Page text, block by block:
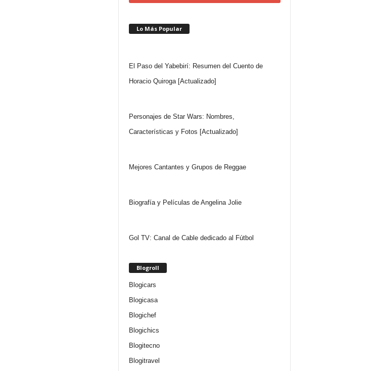
Lo Más Popular
El Paso del Yabebirí: Resumen del Cuento de
Horacio Quiroga [Actualizado]
Personajes de Star Wars: Nombres,
Características y Fotos [Actualizado]
Mejores Cantantes y Grupos de Reggae
Biografía y Películas de Angelina Jolie
Gol TV: Canal de Cable dedicado al Fútbol
Blogroll
Blogicars
Blogicasa
Blogichef
Blogichics
Blogitecno
Blogitravel